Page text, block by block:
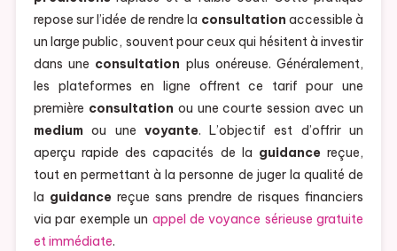
repose sur l’idée de rendre la consultation accessible à
un large public, souvent pour ceux qui hésitent à investir
dans une consultation plus onéreuse. Généralement,
les plateformes en ligne offrent ce tarif pour une
première consultation ou une courte session avec un
mediumou une voyante. L’objectif est d’offrir un
aperçu rapide des capacités de la guidancereçue,
tout en permettant à la personne de juger la qualité de
la guidancereçue sans prendre de risques financiers
via par exemple un appel de voyance sérieuse gratuite
et immédiate.